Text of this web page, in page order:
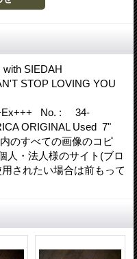
SIEDAH
STOP LOVING YOU
No. : 34-
ORIGINAL Used 7"
のすべての画像のコピ
人・法人様のサイト(ブロ
されたい場合は前もって